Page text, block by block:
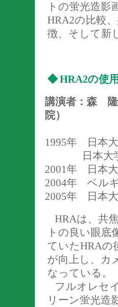
トの蛍光造
HRA2の比較
徴、そして新
◆HRA2の使
講演者：森 隆
院）
1995年
日本
日本大
2001年
日本
2004年
ベル
2005年
日本
HRAは、共
トの良い眼底
ていたHRAの
が向上し、カ
なっている。
フルオレセ
リーン蛍光造